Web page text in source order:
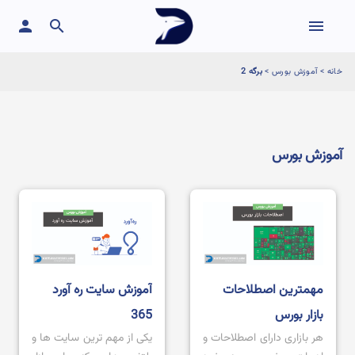
menu
search
person
خانه >آموزش بورس>برگه 2
آموزش بورس
مهمترین اصطلاحات
بازار بورس
هر بازاری دارای اصطلاحات و
آموزش سایت ره آورد
365
یکی از مهم ترین سایت ها و